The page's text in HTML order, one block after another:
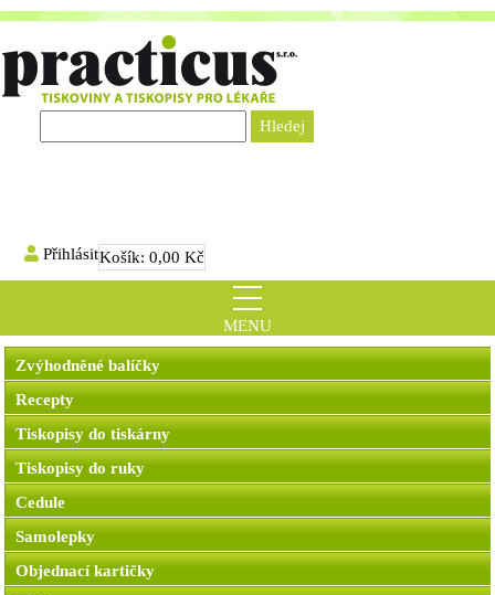
PřihlásitKošík:0,00 Kč
MENU
Zvýhodněné balíčky
Recepty
Tiskopisy do tiskárny
Tiskopisy do ruky
Cedule
Samolepky
Objednací kartičky